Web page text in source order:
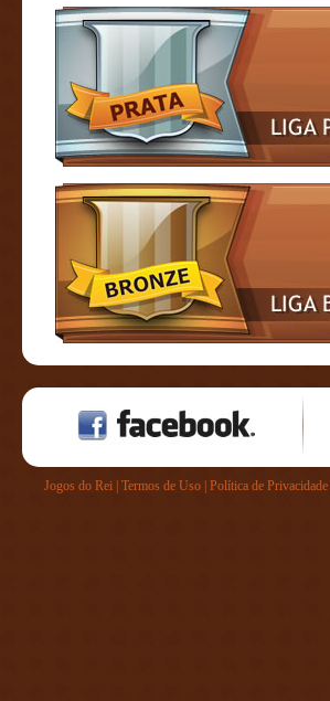
Jogos do Rei| Termos de Uso| Política de Privacidade|